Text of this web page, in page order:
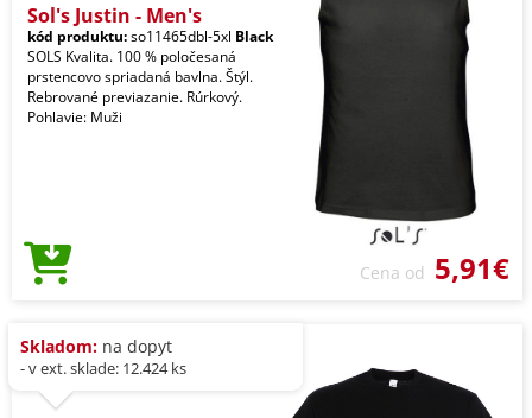
Sol's Justin - Men's
kód produktu:so11465dbl-5xl Black
SOLS Kvalita. 100 % poločesaná
prstencovo spriadaná bavlna. Štýl.
Rebrované previazanie. Rúrkový.
Pohlavie: Muži
Cena od 5,91€
Skladom: na dopyt
- v ext. sklade: 12.424 ks